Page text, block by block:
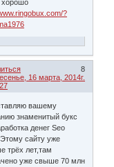
хорошо
?
8
16 марта, 2014г.
вашему
знаменитый букс
денег Seo
сайту уже
трёх лет,там
уже свыше 70 млн